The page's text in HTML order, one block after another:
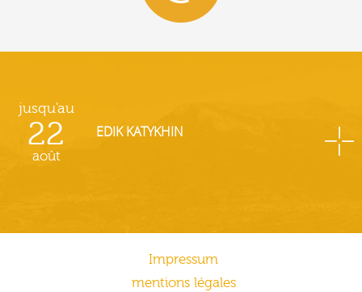
jusqu'au
22
août
EDIK KATYKHIN
Impressum
mentions légales